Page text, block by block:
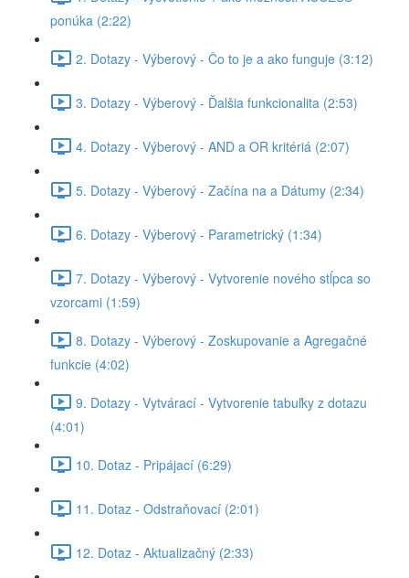
ponúka (2:22)
2. Dotazy - Výberový - Čo to je a ako funguje (3:12)
3. Dotazy - Výberový - Ďalšia funkcionalita (2:53)
4. Dotazy - Výberový - AND a OR kritériá (2:07)
5. Dotazy - Výberový - Začína na a Dátumy (2:34)
6. Dotazy - Výberový - Parametrický (1:34)
7. Dotazy - Výberový - Vytvorenie nového stĺpca so
vzorcami (1:59)
8. Dotazy - Výberový - Zoskupovanie a Agregačné
funkcie (4:02)
9. Dotazy - Vytvárací - Vytvorenie tabuľky z dotazu
(4:01)
10. Dotaz - Pripájací (6:29)
11. Dotaz - Odstraňovací (2:01)
12. Dotaz - Aktualizačný (2:33)